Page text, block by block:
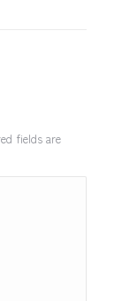
fields are